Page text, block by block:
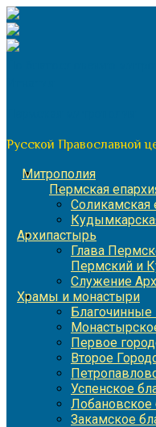
Перейти
к
содержимому
Русской Православной
Митрополия
Пермская
Соликамская
Архипастырь
Глава
Пермский и
Служение
Храмы и монастыри
Первое
Второе
Успенское
Лобановское
Закамское